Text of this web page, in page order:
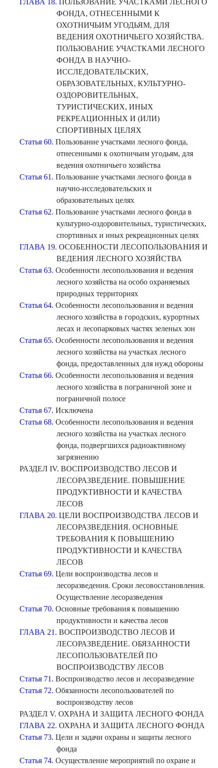
ГЛАВА 18. ПОЛЬЗОВАНИЕ УЧАСТКАМИ ЛЕСНОГО
ФОНДА, ОТНЕСЕННЫМИ К
ОХОТНИЧЬИМ УГОДЬЯМ, ДЛЯ
ВЕДЕНИЯ ОХОТНИЧЬЕГО ХОЗЯЙСТВА.
ПОЛЬЗОВАНИЕ УЧАСТКАМИ ЛЕСНОГО
ФОНДА В НАУЧНО-
ИССЛЕДОВАТЕЛЬСКИХ,
ОБРАЗОВАТЕЛЬНЫХ, КУЛЬТУРНО-
ОЗДОРОВИТЕЛЬНЫХ,
ТУРИСТИЧЕСКИХ, ИНЫХ
РЕКРЕАЦИОННЫХ И (ИЛИ)
СПОРТИВНЫХ ЦЕЛЯХ
Статья 60. Пользование участками лесного фонда,
отнесенными к охотничьим угодьям, для
ведения охотничьего хозяйства
Статья 61. Пользование участками лесного фонда в
научно-исследовательских и
образовательных целях
Статья 62. Пользование участками лесного фонда в
культурно-оздоровительных, туристических,
спортивных и иных рекреационных целях
ГЛАВА 19. ОСОБЕННОСТИ ЛЕСОПОЛЬЗОВАНИЯ И
ВЕДЕНИЯ ЛЕСНОГО ХОЗЯЙСТВА
Статья 63. Особенности лесопользования и ведения
лесного хозяйства на особо охраняемых
природных территориях
Статья 64. Особенности лесопользования и ведения
лесного хозяйства в городских, курортных
лесах и лесопарковых частях зеленых зон
Статья 65. Особенности лесопользования и ведения
лесного хозяйства на участках лесного
фонда, предоставленных для нужд обороны
Статья 66. Особенности лесопользования и ведения
лесного хозяйства в пограничной зоне и
пограничной полосе
Статья 67. Исключена
Статья 68. Особенности лесопользования и ведения
лесного хозяйства на участках лесного
фонда, подвергшихся радиоактивному
загрязнению
РАЗДЕЛ IV. ВОСПРОИЗВОДСТВО ЛЕСОВ И
ЛЕСОРАЗВЕДЕНИЕ. ПОВЫШЕНИЕ
ПРОДУКТИВНОСТИ И КАЧЕСТВА
ЛЕСОВ
ГЛАВА 20. ЦЕЛИ ВОСПРОИЗВОДСТВА ЛЕСОВ И
ЛЕСОРАЗВЕДЕНИЯ. ОСНОВНЫЕ
ТРЕБОВАНИЯ К ПОВЫШЕНИЮ
ПРОДУКТИВНОСТИ И КАЧЕСТВА
ЛЕСОВ
Статья 69. Цели воспроизводства лесов и
лесоразведения. Сроки лесовосстановления.
Осуществление лесоразведения
Статья 70. Основные требования к повышению
продуктивности и качества лесов
ГЛАВА 21. ВОСПРОИЗВОДСТВО ЛЕСОВ И
ЛЕСОРАЗВЕДЕНИЕ. ОБЯЗАННОСТИ
ЛЕСОПОЛЬЗОВАТЕЛЕЙ ПО
ВОСПРОИЗВОДСТВУ ЛЕСОВ
Статья 71. Воспроизводство лесов и лесоразведение
Статья 72. Обязанности лесопользователей по
воспроизводству лесов
РАЗДЕЛ V. ОХРАНА И ЗАЩИТА ЛЕСНОГО ФОНДА
ГЛАВА 22. ОХРАНА И ЗАЩИТА ЛЕСНОГО ФОНДА
Статья 73. Цели и задачи охраны и защиты лесного
фонда
Статья 74. Осуществление мероприятий по охране и